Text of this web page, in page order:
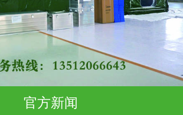
官方新闻